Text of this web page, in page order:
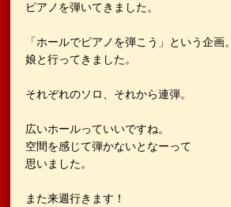
ピアノを弾いてきました。
「ホールでピアノを弾こう」という企画。
娘と行ってきました。
それぞれのソロ、それから連弾。
広いホールっていいですね。
空間を感じて弾かないとなーって
思いました。
また来週行きます！